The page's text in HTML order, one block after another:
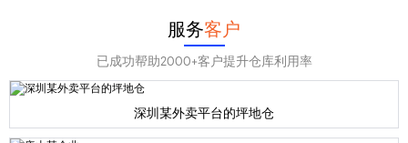
服务客户
已成功帮助2000+客户提升仓库利用率
深圳某外卖平台的坪地仓